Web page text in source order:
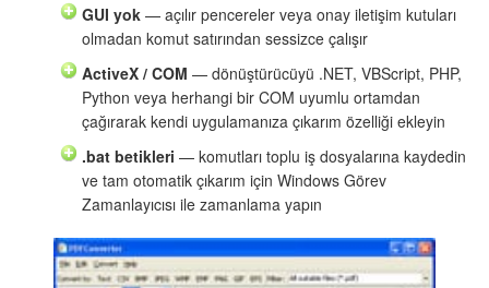
GUI yok — açılır pencereler veya onay iletişim kutuları
olmadan komut satırından sessizce çalışır
ActiveX / COM — dönüştürücüyü .NET, VBScript, PHP,
Python veya herhangi bir COM uyumlu ortamdan
çağırarak kendi uygulamanıza çıkarım özelliği ekleyin
.bat betikleri — komutları toplu iş dosyalarına kaydedin
ve tam otomatik çıkarım için Windows Görev
Zamanlayıcısı ile zamanlama yapın